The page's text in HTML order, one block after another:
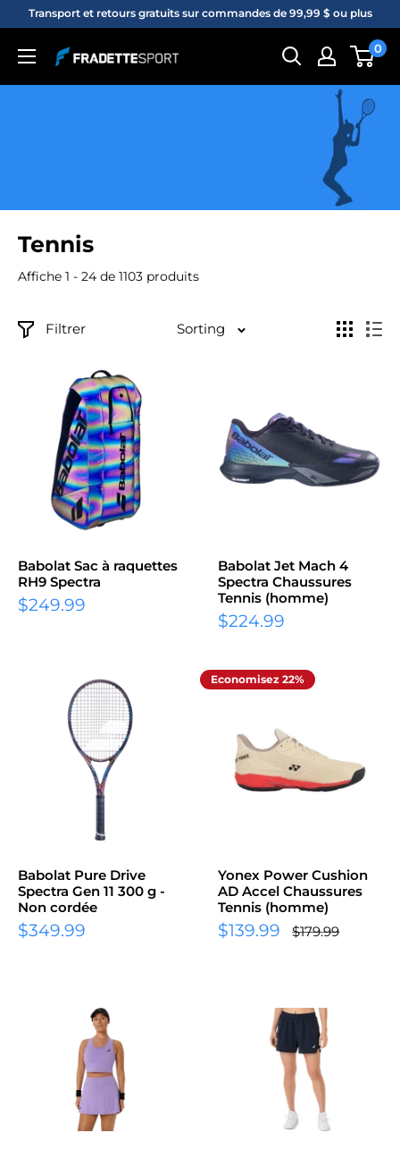
Passer
contenu
Transport et retours gratuits sur commandes de 99,99 $ ou plus
Fradette
sport
0
Tennis
Affiche 1 - 24 de 1103 produits
Filtrer Sorting
Babolat Sac à raquettes
RH9 Spectra
Prix
$249.99
Babolat Jet Mach 4
Spectra Chaussures
Tennis (homme)
Prix
$224.99
Babolat Pure Drive
Spectra Gen 11 300 g -
Non cordée
Prix
$349.99
Economisez 22%
Yonex Power Cushion
AD Accel Chaussures
Tennis (homme)
Prix
$139.99 Prix
normal
$179.99